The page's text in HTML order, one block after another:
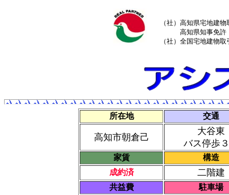
（社）高知県宅地建
高知県知事免許（
（社）全国宅地建物
所在地 交通
高知市朝倉己
大谷東
バス停歩
家賃
構造
成約済
二階建
共益費 駐車場